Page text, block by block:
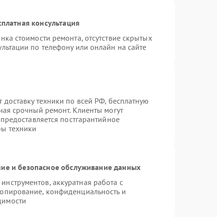
консультация
стоимости ремонта, отсутствие скрытых
по телефону или онлайн на сайте
техники по всей РФ, бесплатную
срочный ремонт. Клиенты могут
постгарантийное
техники
и безопасное обслуживание данных
аккуратная работа с
конфиденциальность и